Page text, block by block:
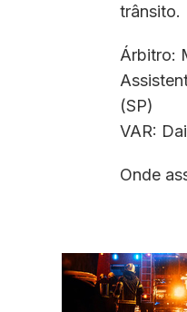
trânsito.
Árbitro:
(SP)
VAR:
Onde